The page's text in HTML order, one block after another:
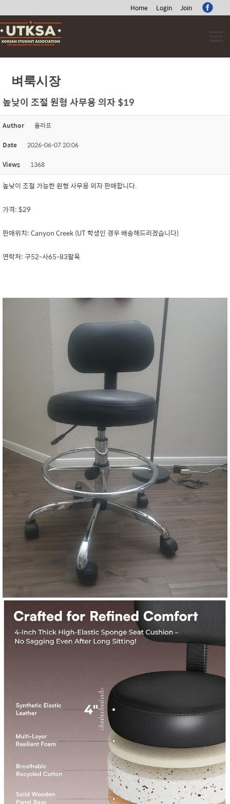
Home Login Join
Skip
to
content
벼룩시장
높낮이 조절 원형 사무용 의자 $19
Author 올라프
Date 2026-06-07 20:06
Views 1368
높낮이 조절 가능한 원형 사무용 의자 판매합니다.
가격: $29
판매위치: Canyon Creek (UT 학생인 경우 배송해드리겠습니다)
연락처: 구52-사65-83팔육